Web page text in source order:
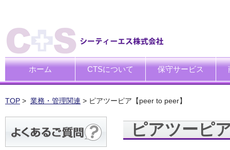
ホーム CTSについて 保守サービス
TOP > 業務・管理関連 > ピアツーピア【peer to peer】
ピアツーピ